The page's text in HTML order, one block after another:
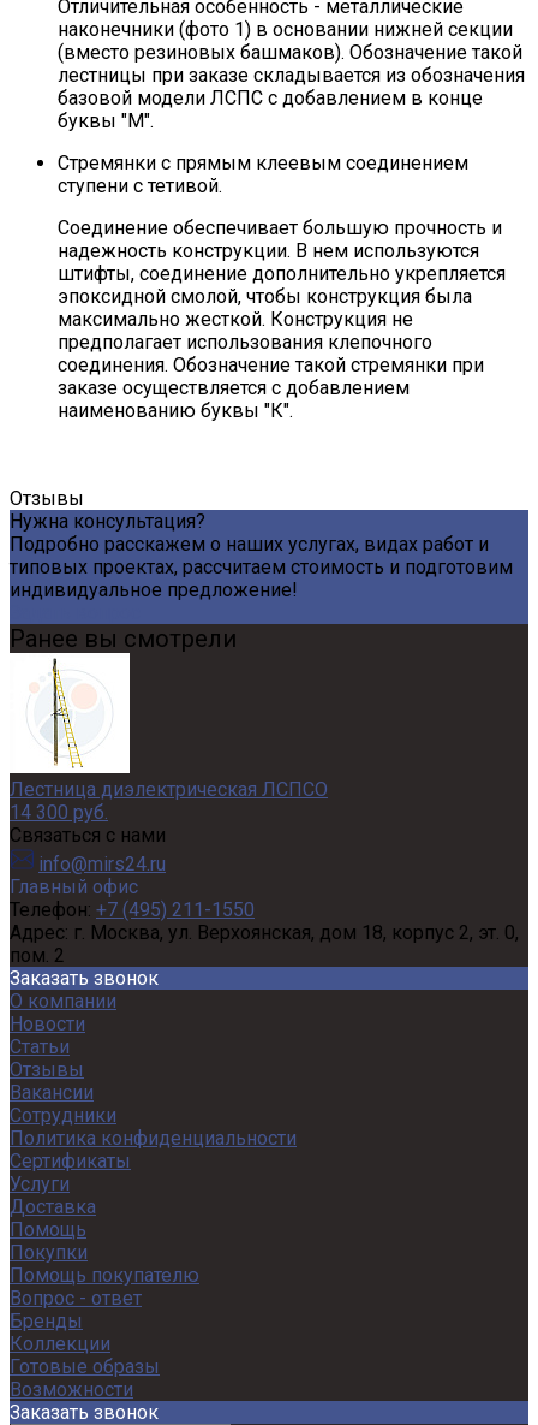
Отличительная особенность - металлические
наконечники (фото 1) в основании нижней секции
(вместо резиновых башмаков). Обозначение такой
лестницы при заказе складывается из обозначения
базовой модели ЛСПС с добавлением в конце
буквы "М".
Стремянки с прямым клеевым соединением
ступени с тетивой.
Соединение обеспечивает большую прочность и
надежность конструкции. В нем используются
штифты, соединение дополнительно укрепляется
эпоксидной смолой, чтобы конструкция была
максимально жесткой. Конструкция не
предполагает использования клепочного
соединения. Обозначение такой стремянки при
заказе осуществляется с добавлением
наименованию буквы "К".
Отзывы
Нужна консультация?
Подробно расскажем о наших услугах, видах работ и
типовых проектах, рассчитаем стоимость и подготовим
индивидуальное предложение!
Ранее вы смотрели
Лестница диэлектрическая ЛСПСО
14 300 руб.
Связаться с нами
info@mirs24.ru
Главный офис
Телефон: +7 (495) 211-1550
Адрес: г. Москва, ул. Верхоянская, дом 18, корпус 2, эт. 0,
пом. 2
Заказать звонок
О компании
Новости
Статьи
Отзывы
Вакансии
Сотрудники
Политика конфиденциальности
Сертификаты
Услуги
Доставка
Помощь
Покупки
Помощь покупателю
Вопрос - ответ
Бренды
Коллекции
Готовые образы
Возможности
Заказать звонок